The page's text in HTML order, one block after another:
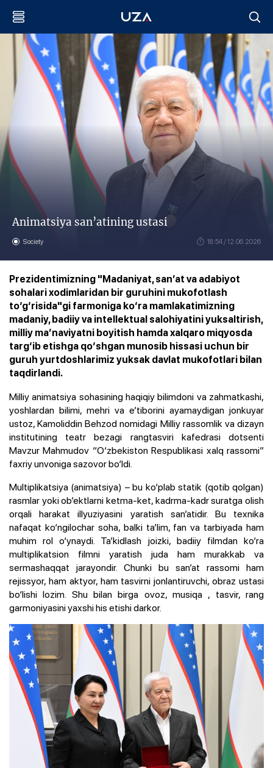
Animatsiya san’atining ustasi
Society 18:54 / 12.06.2026
Prezidentimizning "Madaniyat, san’at va adabiyot
sohalari xodimlaridan bir guruhini mukofotlash
to‘g‘risida"gi farmoniga ko‘ra mamlakatimizning
madaniy, badiiy va intellektual salohiyatini yuksaltirish,
milliy ma’naviyatni boyitish hamda xalqaro miqyosda
targ‘ib etishga qo‘shgan munosib hissasi uchun bir
guruh yurtdoshlarimiz yuksak davlat mukofotlari bilan
taqdirlandi.
Milliy animatsiya sohasining haqiqiy bilimdoni va zahmatkashi,
yoshlardan bilimi, mehri va e’tiborini ayamaydigan jonkuyar
ustoz, Kamoliddin Behzod nomidagi Milliy rassomlik va dizayn
institutining teatr bezagi rangtasviri kafedrasi dotsenti
Mavzur Mahmudov “O‘zbekiston Respublikasi xalq rassomi”
faxriy unvoniga sazovor bo‘ldi.
Multiplikatsiya (animatsiya) – bu ko‘plab statik (qotib qolgan)
rasmlar yoki ob’ektlarni ketma-ket, kadrma-kadr suratga olish
orqali harakat illyuziyasini yaratish san’atidir. Bu texnika
nafaqat ko‘ngilochar soha, balki ta’lim, fan va tarbiyada ham
muhim rol o‘ynaydi. Ta’kidlash joizki, badiiy filmdan ko‘ra
multiplikatsion filmni yaratish juda ham murakkab va
sermashaqqat jarayondir. Chunki bu san’at rassomi ham
rejissyor, ham aktyor, ham tasvirni jonlantiruvchi, obraz ustasi
bo‘lishi lozim. Shu bilan birga ovoz, musiqa , tasvir, rang
garmoniyasini yaxshi his etishi darkor.